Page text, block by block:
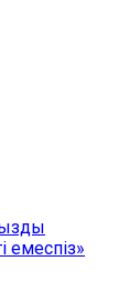
емеспіз»